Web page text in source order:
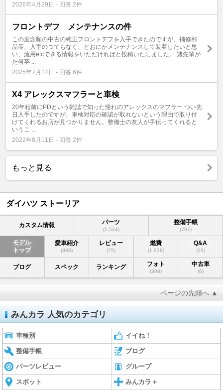
2026年4月29日 - 回答 2件
フロントデフ メンテナンスの件
この度念願の中古の純正フロントデフを入手できたのですが、補修部
品等、入手のつてもなく、どおにかメンテナンスして装着したいと思
い、流用etcできる情報をいただければと投稿いたしました。 諸先輩が
た何卒 ...
2025年7月14日 - 回答 6件
X4 アレックスマフラーと車検
20年程前にPDという雑誌で知った憧れのアレックスのマフラー つい先
日入手したのですが、車検対応の確認が取れないという理由で取り付
けてくれるお店が見つかりません。整備士の友人が手伝ってくれると
いうこ ...
2022年8月11日 - 回答 2件
もっと見る
ダイハツ ストーリア
カスタム情報 パーツ
(1,524)
整備手帳
(797)
モデル
トップ
愛車紹介
(386)
レビュー
(75)
燃費
(1,638)
Q&A
(19)
ブログ スペック ランキング フォト
(308)
中古車
(6)
ページの先頭へ ▲
みんカラ 人気のカテゴリ
車種別 イイね！
整備手帳 ブログ
パーツレビュー グループ
スポット みんカラ＋